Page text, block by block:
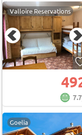
Valloire Reservations
Goelia